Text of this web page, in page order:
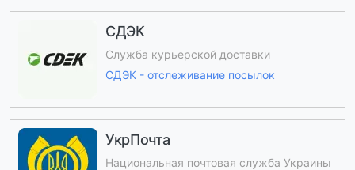
СДЭК
Служба курьерской доставки
СДЭК - отслеживание посылок
УкрПочта
Национальная почтовая служба Украины